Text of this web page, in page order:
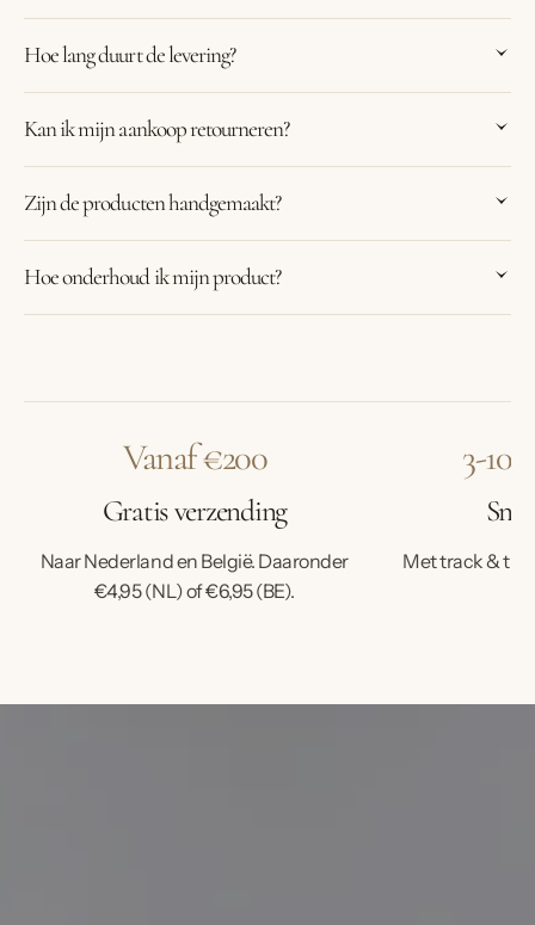
Hoe lang duurt de levering?
Kan ik mijn aankoop retourneren?
Zijn de producten handgemaakt?
Hoe onderhoud ik mijn product?
Vanaf €200
Gratis verzending
Naar Nederland en België. Daaronder
€4,95 (NL) of €6,95 (BE).
3-10
Met track &